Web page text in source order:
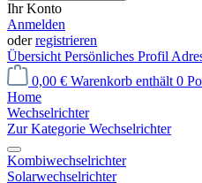
Ihr Konto
Anmelden
oderregistrieren
Übersicht Persönliches Profil
0,00 € Warenkorb enthält 0
Home
Wechselrichter
Zur Kategorie Wechselrichter
Kombiwechselrichter
Solarwechselrichter